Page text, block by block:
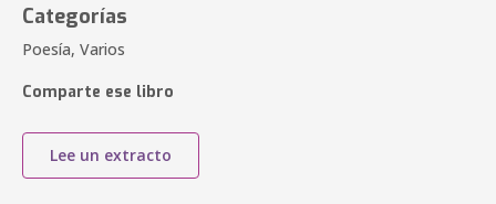
Categorías
Poesía, Varios
Comparte ese libro
Lee un extracto